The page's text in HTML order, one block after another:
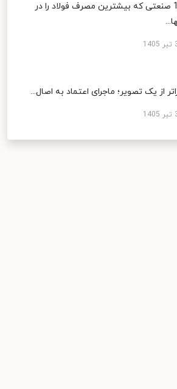
صنعتی که بیشترین مصرف فولاد را در
از یک تصویر؛ ماجرای اعتماد به اصال...